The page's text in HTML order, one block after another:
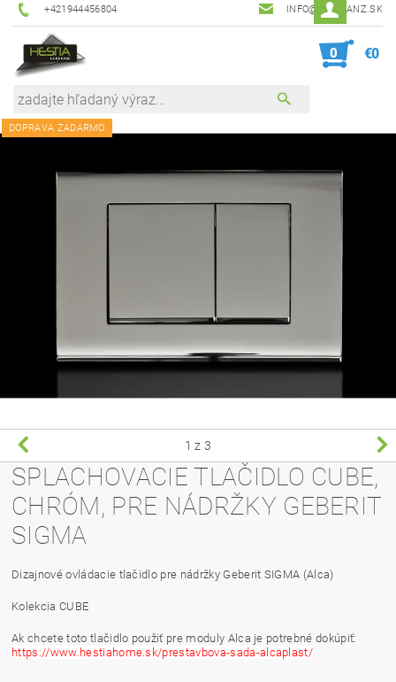
+421944456804 INFO@HESTIANZ.SK
0 €0
DOPRAVA ZADARMO
1 z 3
SPLACHOVACIE TLAČIDLO CUBE,
CHRÓM, PRE NÁDRŽKY GEBERIT
SIGMA
Dizajnové ovládacie tlačidlo pre nádržky Geberit SIGMA (Alca)
Kolekcia CUBE
Ak chcete toto tlačidlo použiť pre moduly Alca je potrebné dokúpiť:
https://www.hestiahome.sk/prestavbova-sada-alcaplast/